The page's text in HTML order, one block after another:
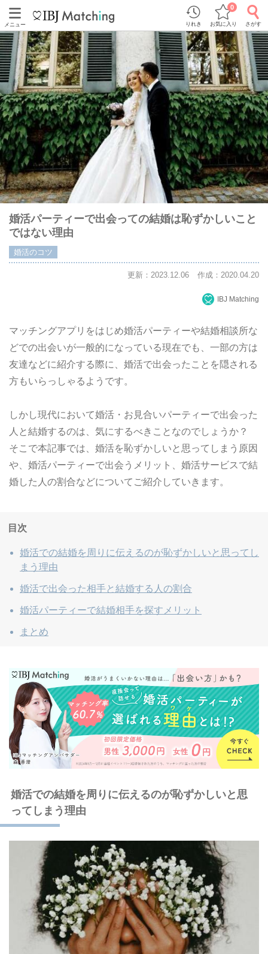
メニュー りれき お気に入り
0
さがす
婚活パーティーで出会っての結婚は恥ずかしいこと
ではない理由
婚活のコツ
更新：2023.12.06 作成：2020.04.20
IBJ Matching
マッチングアプリをはじめ婚活パーティーや結婚相談所な
どでの出会いが一般的になっている現在でも、一部の方は
友達などに紹介する際に、婚活で出会ったことを隠される
方もいらっしゃるようです。
しかし現代において婚活・お見合いパーティーで出会った
人と結婚するのは、気にするべきことなのでしょうか？
そこで本記事では、婚活を恥ずかしいと思ってしまう原因
や、婚活パーティーで出会うメリット、婚活サービスで結
婚した人の割合などについてご紹介していきます。
目次
婚活での結婚を周りに伝えるのが恥ずかしいと思ってし
まう理由
婚活で出会った相手と結婚する人の割合
婚活パーティーで結婚相手を探すメリット
まとめ
婚活での結婚を周りに伝えるのが恥ずかしいと思
ってしまう理由